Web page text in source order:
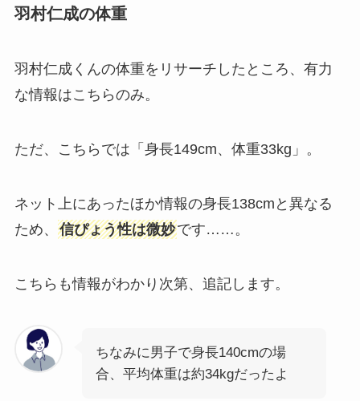
羽村仁成の体重
羽村仁成くんの体重をリサーチしたところ、有力
な情報はこちらのみ。
ただ、こちらでは「身長149cm、体重33kg」。
ネット上にあったほか情報の身長138cmと異なる
ため、 信ぴょう性は微妙です……。
こちらも情報がわかり次第、追記します。
ちなみに男子で身長140cmの場
合、平均体重は約34kgだったよ